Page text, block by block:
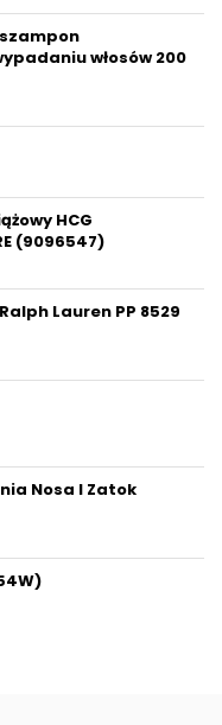
włosów 200
HCG
(9096547)
Lauren PP 8529
Nosa I Zatok